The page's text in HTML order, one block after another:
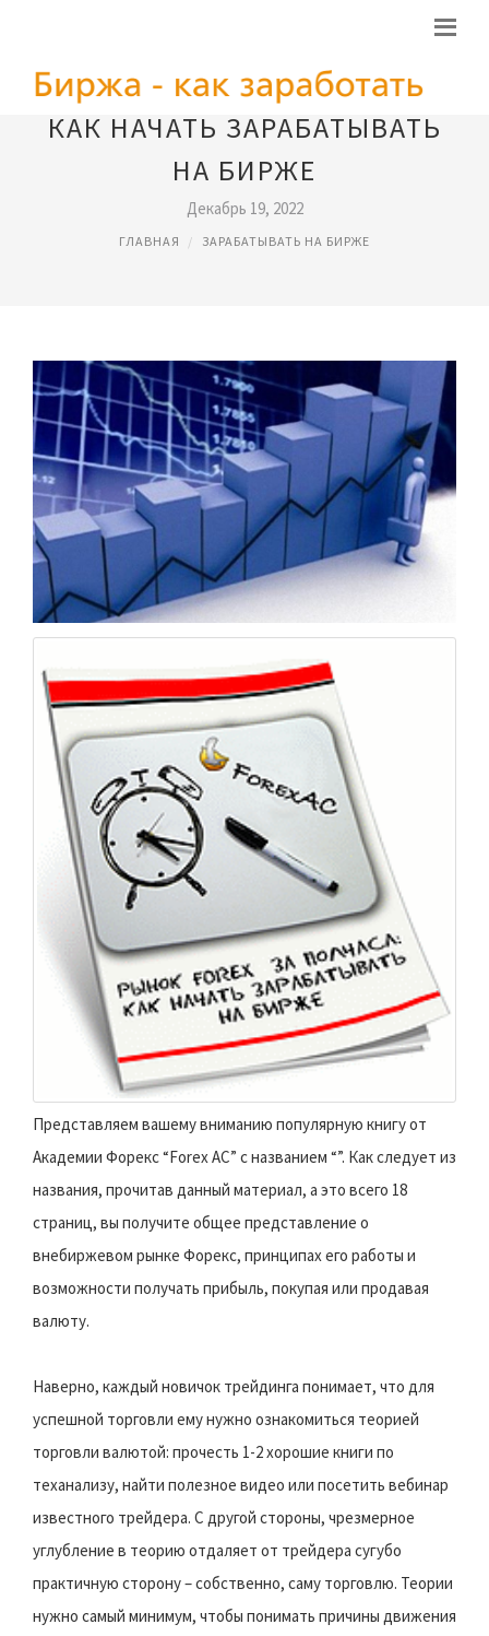
КАК НАЧАТЬ ЗАРАБАТЫВАТЬ
НА БИРЖЕ
Декабрь 19, 2022
ГЛАВНАЯ ЗАРАБАТЫВАТЬ НА БИРЖЕ
Представляем вашему вниманию популярную книгу от
Академии Форекс “Forex AC” с названием “”. Как следует из
названия, прочитав данный материал, а это всего 18
страниц, вы получите общее представление о
внебиржевом рынке Форекс, принципах его работы и
возможности получать прибыль, покупая или продавая
валюту.
Наверно, каждый новичок трейдинга понимает, что для
успешной торговли ему нужно ознакомиться теорией
торговли валютой: прочесть 1-2 хорошие книги по
теханализу, найти полезное видео или посетить вебинар
известного трейдера. С другой стороны, чрезмерное
углубление в теорию отдаляет от трейдера сугубо
практичную сторону – собственно, саму торговлю. Теории
нужно самый минимум, чтобы понимать причины движения